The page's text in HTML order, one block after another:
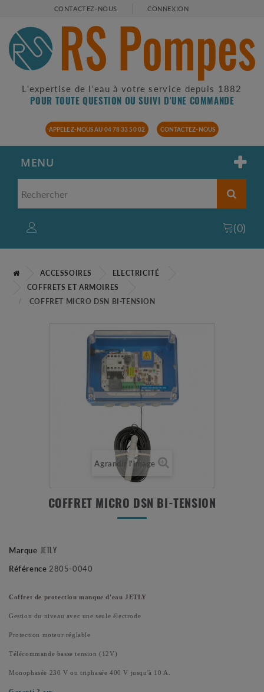
CONTACTEZ-NOUS CONNEXION
L'expertise de l'eau à votre service depuis 1882
POUR TOUTE QUESTION OU SUIVI D'UNE COMMANDE
APPELEZ-NOUS AU 04 78 33 50 02 CONTACTEZ-NOUS
MENU
(0)
ACCESSOIRES
ELECTRICITÉ
COFFRETS ET ARMOIRES
COFFRET MICRO DSN BI-TENSION
Agrandir l'image
COFFRET MICRO DSN BI-TENSION
Marque JETLY
Référence 2805-0040
Coffret de protection manque d'eau JETLY
Gestion du niveau avec une seule électrode
Protection moteur réglable
Télécommande basse tension (12V)
Monophasée 230 V ou triphasée 400 V jusqu'à 10 A.